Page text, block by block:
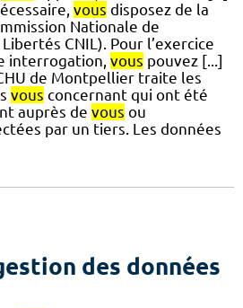
vous disposez de la
Nationale de
CNIL). Pour l’exercice
interrogation, vous pouvez [...]
de Montpellier traite les
vous concernant qui ont été
auprès de vous ou
par un tiers. Les données
des données